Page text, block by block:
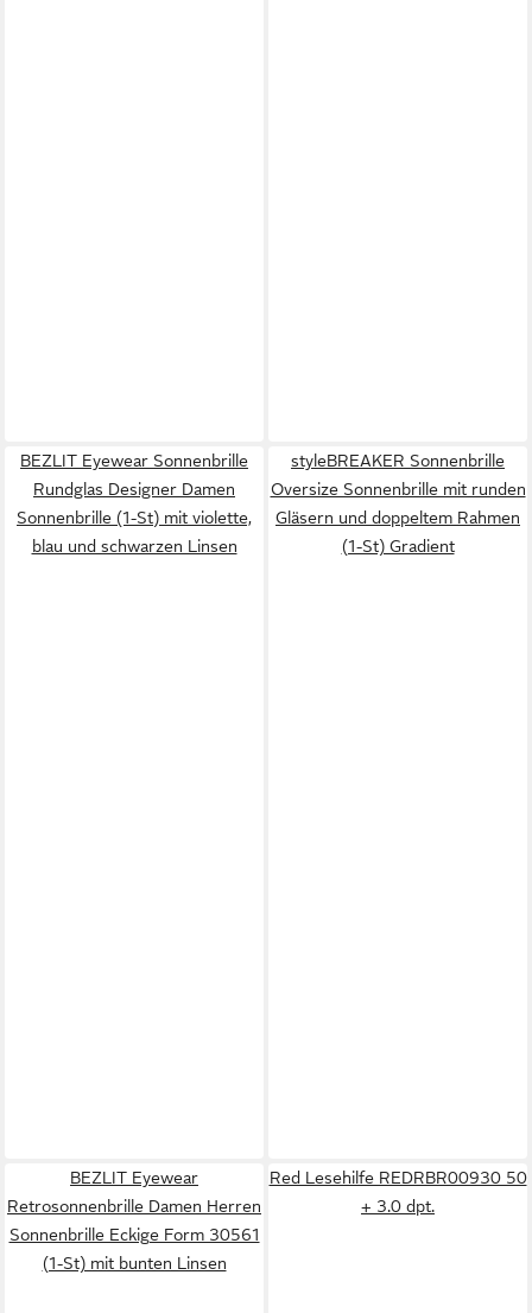
BEZLIT Eyewear Sonnenbrille
Rundglas Designer Damen
Sonnenbrille (1-St) mit violette,
blau und schwarzen Linsen
styleBREAKER Sonnenbrille
Oversize Sonnenbrille mit runden
Gläsern und doppeltem Rahmen
(1-St) Gradient
BEZLIT Eyewear
Retrosonnenbrille Damen Herren
Sonnenbrille Eckige Form 30561
(1-St) mit bunten Linsen
Red Lesehilfe REDRBR00930 50
+ 3.0 dpt.